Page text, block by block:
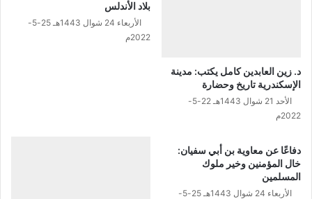
د. زين العابدين كامل يكتب: مدينة
الإسكندرية تاريخ وحضارة
الأحد 21 شوال 1443هـ 22-5-
2022م
بلاد الأندلس
الأربعاء 24 شوال 1443هـ 25-5-
2022م
دفاعًا عن معاوية بن أبي سفيان:
خال المؤمنين وخير ملوك
المسلمين
الأربعاء 24 شوال 1443هـ 25-5-